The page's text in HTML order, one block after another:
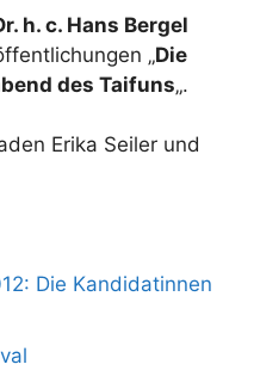
h. c. Hans Bergel
„Die
des Taifuns„.
Erika Seiler und
Die Kandidatinnen